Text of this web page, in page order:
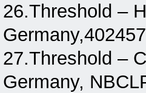
26.Threshold –
27.Threshold –
Germany,